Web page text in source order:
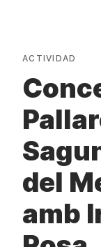
ACTIVIDAD
del
amb